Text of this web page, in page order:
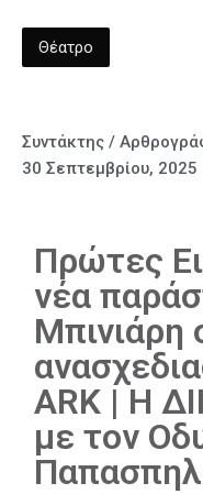
Θέατρο
Συντάκτης /
30 Σεπτεμβρίου, 2025
Πρώτες
νέα
ARK | Η
με τον